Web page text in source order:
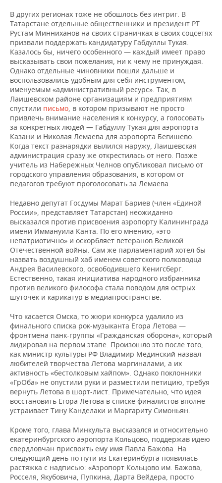
В других регионах тоже не обошлось без интриг. В
Татарстане отдельные общественники и президент РТ
Рустам Минниханов на своих страничках в своих соцсетях
призвали поддержать кандидатуру Габдуллы Тукая.
Казалось бы, ничего особенного — каждый имеет право
высказывать свои пожелания, ни к чему не принуждая.
Однако отдельные чиновники пошли дальше и
воспользовались удобным для себя инструментом,
именуемым «административный ресурс». Так, в
Лаишевском районе организациям и предприятиям
спустили письмо, в котором призывают не просто
привлечь внимание населения к конкурсу, а голосовать
за конкретных людей — Габдуллу Тукая для аэропорта
Казани и Николая Лемаева для аэропорта Бегишево.
Когда текст разнарядки вылился наружу, Лаишевская
администрация сразу же открестилась от него. Позже
учитель из Набережных Челнов опубликовал письмо от
городского управления образования, в котором от
педагогов требуют проголосовать за Лемаева.
Недавно депутат Госдумы Марат Бариев (член «Единой
России», представляет Татарстан) неожиданно
высказался против присвоения аэропорту Калининграда
имени Иммануила Канта. По его мнению, «это
непатриотично» и оскорбляет ветеранов Великой
Отечественной войны. Сам же парламентарий хотел бы
назвать воздушный хаб именем советского полководца
Андрея Василевского, освободившего Кенигсберг.
Естественно, такая инициатива народного избранника
против великого философа стала поводом для острых
шуточек и карикатур в медиапространстве.
Что касается Омска, то жюри конкурса удалило из
финального списка рок-музыканта Егора Летова —
фронтмена панк-группы «Гражданская оборона», который
лидировал на первом этапе. Произошло это после того,
как министр культуры РФ Владимир Мединский назвал
любителей творчества Летова маргиналами, а их
активность «бестолковым хайпом». Однако поклонники
«ГрОба» не опустили руки и разместили петицию, требуя
вернуть Летова в шорт-лист. Примечательно, что идея
восстановить Егора Летова в списке финалистов вполне
устраивает Тину Канделаки и Маргариту Симоньян.
Кроме того, глава Минкульта высказался и относительно
екатеринбургского аэропорта Кольцово, поддержав идею
свердловчан присвоить ему имя Павла Бажова. На
следующий день по пути из Екатеринбурга появилась
растяжка с надписью: «Аэропорт Кольцово им. Бажова,
Росселя, Якубовича, Пупкина, Дарта Вейдера, просто